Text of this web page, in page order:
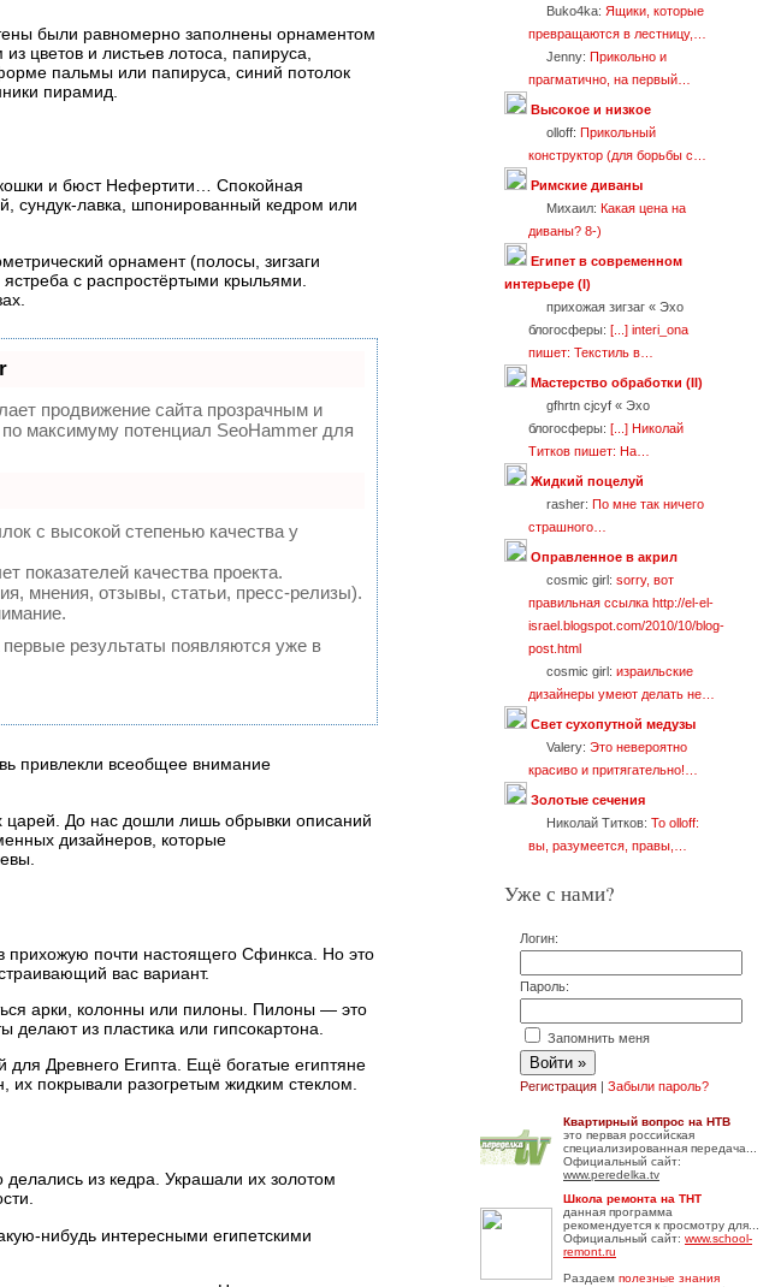
были равномерно заполнены орнаментом
цветов и листьев лотоса, папируса,
пальмы или папируса, синий потолок
пирамид.
и бюст Нефертити… Спокойная
сундук-лавка, шпонированный кедром или
орнамент (полосы, зигзаги
, ястреба с распростёртыми крыльями.
продвижение сайта прозрачным и
максимуму потенциал SeoHammer для
с высокой степенью качества у
показателей качества проекта.
мнения, отзывы, статьи, пресс-релизы).
результаты появляются уже в
привлекли всеобщее внимание
царей. До нас дошли лишь обрывки описаний
дизайнеров, которые
почти настоящего Сфинкса. Но это
вас вариант.
арки, колонны или пилоны. Пилоны — это
из пластика или гипсокартона.
Древнего Египта. Ещё богатые египтяне
их покрывали разогретым жидким стеклом.
из кедра. Украшали их золотом
нибудь интересными египетскими
Buko4ka: Ящики, которые
превращаются в лестницу,…
Jenny: Прикольно и
прагматично, на первый…
Высокое и низкое
olloff: Прикольный
конструктор (для борьбы с…
Римские диваны
Михаил: Какая цена на
диваны? 8-)
Египет в современном
интерьере (I)
прихожая зигзаг « Эхо
блогосферы: [...] interi_ona
пишет: Текстиль в…
Мастерство обработки (II)
gfhrtn cjcyf « Эхо
блогосферы: [...] Николай
Титков пишет: На…
Жидкий поцелуй
rasher: По мне так ничего
страшного…
Оправленное в акрил
cosmic girl: sorry, вот
правильная ссылка http://el-el-
israel.blogspot.com/2010/10/blog-
post.html
cosmic girl: израильские
дизайнеры умеют делать не…
Свет сухопутной медузы
Valery: Это невероятно
красиво и притягательно!…
Золотые сечения
Николай Титков: To olloff:
вы, разумеется, правы,…
Уже с нами?
Логин:
Пароль:
Запомнить меня
Регистрация | Забыли пароль?
Квартирный вопрос на НТВ
это первая российская
специализированная передача...
Официальный сайт:
www.peredelka.tv
Школа ремонта на ТНТ
данная программа
рекомендуется к просмотру для...
Официальный сайт: www.school-
remont.ru
Раздаем полезные знания